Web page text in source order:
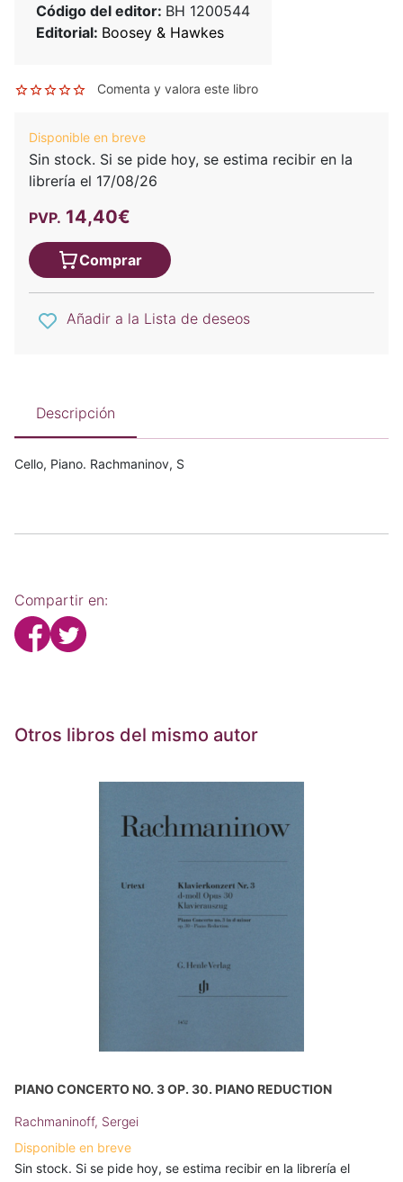
Código del editor: BH 1200544
Editorial: Boosey & Hawkes
Comenta y valora este libro
Disponible en breve
Sin stock. Si se pide hoy, se estima recibir en la
librería el 17/08/26
PVP. 14,40€
Comprar
Añadir a la Lista de deseos
Descripción
Cello, Piano. Rachmaninov, S
Compartir en:
Otros libros del mismo autor
PIANO CONCERTO NO. 3 OP. 30. PIANO REDUCTION
Rachmaninoff, Sergei
Disponible en breve
Sin stock. Si se pide hoy, se estima recibir en la librería el